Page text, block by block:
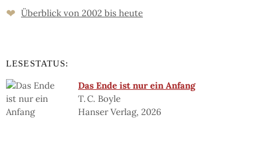
❤ Überblick von 2002 bis heute
LESESTATUS:
Das Ende ist nur ein Anfang
T. C. Boyle
Hanser Verlag, 2026